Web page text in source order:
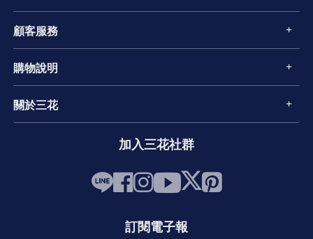
顧客服務
購物說明
關於三花
加入三花社群
訂閱電子報